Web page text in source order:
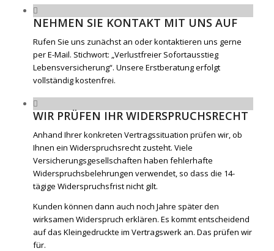
NEHMEN SIE KONTAKT MIT UNS AUF
Rufen Sie uns zunächst an oder kontaktieren uns gerne
per E-Mail. Stichwort: „Verlustfreier Sofortausstieg
Lebensversicherung“. Unsere Erstberatung erfolgt
vollständig kostenfrei.
WIR PRÜFEN IHR WIDERSPRUCHSRECHT
Anhand Ihrer konkreten Vertragssituation prüfen wir, ob
Ihnen ein Widerspruchsrecht zusteht. Viele
Versicherungsgesellschaften haben fehlerhafte
Widerspruchsbelehrungen verwendet, so dass die 14-
tägige Widerspruchsfrist nicht gilt.
Kunden können dann auch noch Jahre später den
wirksamen Widerspruch erklären. Es kommt entscheidend
auf das Kleingedruckte im Vertragswerk an. Das prüfen wir
für.